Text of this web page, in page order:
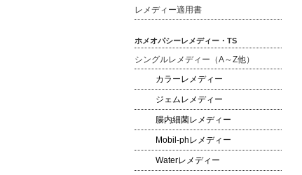
レメディー適用書
ホメオパシーレメディー・TS
シングルレメディー（A～Z他）
カラーレメディー
ジェムレメディー
腸内細菌レメディー
Mobil-phレメディー
Waterレメディー